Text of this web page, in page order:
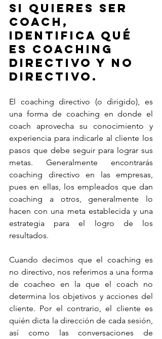
Si quieres ser
coach,
identifica Qué
es coaching
directivo y no
directivo.
El coaching directivo (o dirigido), es
una forma de coaching en donde el
coach aprovecha su conocimiento y
experiencia para indicarle al cliente los
pasos que debe seguir para lograr sus
metas. Generalmente encontrarás
coaching directivo en las empresas,
pues en ellas, los empleados que dan
coaching a otros, generalmente lo
hacen con una meta establecida y una
estrategia para el logro de los
resultados.
Cuando decimos que el coaching es
no directivo, nos referimos a una forma
de coacheo en la que el coach no
determina los objetivos y acciones del
cliente. Por el contrario, el cliente es
quién dicta la dirección de cada sesión,
así como las conversaciones de